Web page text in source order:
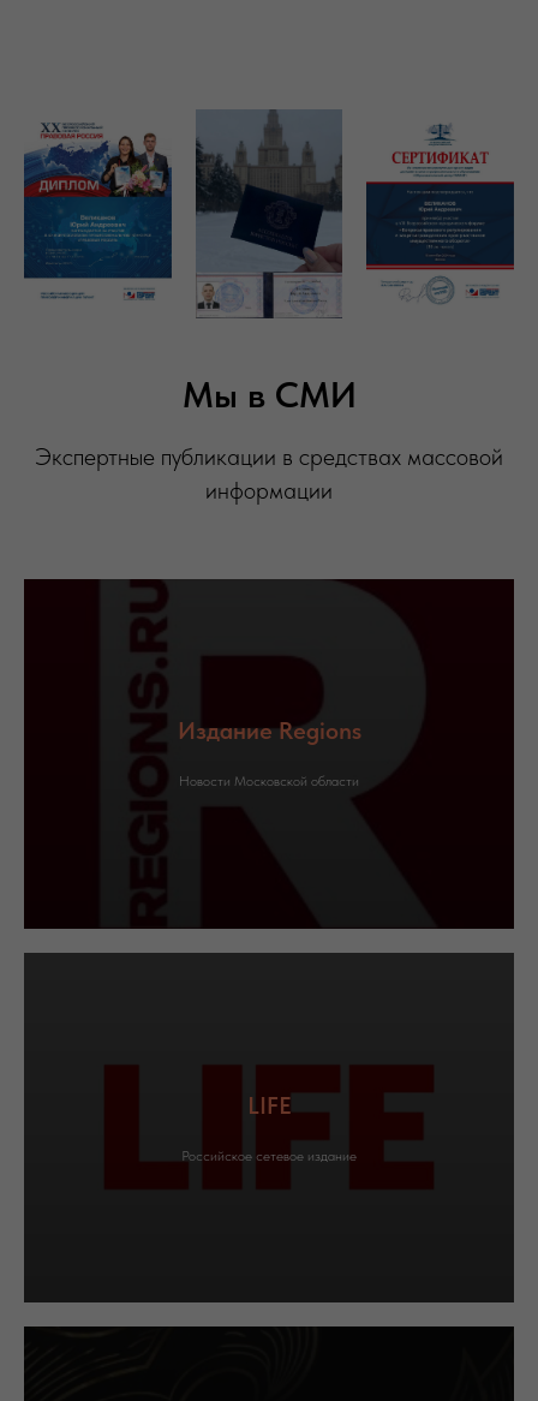
Мы в СМИ
Экспертные публикации в средствах массовой
информации
Издание Regions
Новости Московской области
LIFE
Российское сетевое издание